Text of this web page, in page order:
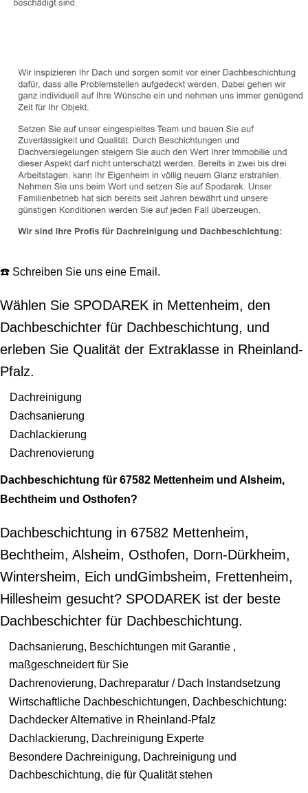
☎️ Schreiben Sie uns eine Email.
Wählen Sie SPODAREK in Mettenheim, den
Dachbeschichter für Dachbeschichtung, und
erleben Sie Qualität der Extraklasse in Rheinland-
Pfalz.
Dachreinigung
Dachsanierung
Dachlackierung
Dachrenovierung
Dachbeschichtung für 67582 Mettenheim und Alsheim,
Bechtheim und Osthofen?
Dachbeschichtung in 67582 Mettenheim,
Bechtheim, Alsheim, Osthofen, Dorn-Dürkheim,
Wintersheim, Eich undGimbsheim, Frettenheim,
Hillesheim gesucht? SPODAREK ist der beste
Dachbeschichter für Dachbeschichtung.
Dachsanierung, Beschichtungen mit Garantie ,
maßgeschneidert für Sie
Dachrenovierung, Dachreparatur / Dach Instandsetzung
Wirtschaftliche Dachbeschichtungen, Dachbeschichtung:
Dachdecker Alternative in Rheinland-Pfalz
Dachlackierung, Dachreinigung Experte
Besondere Dachreinigung, Dachreinigung und
Dachbeschichtung, die für Qualität stehen